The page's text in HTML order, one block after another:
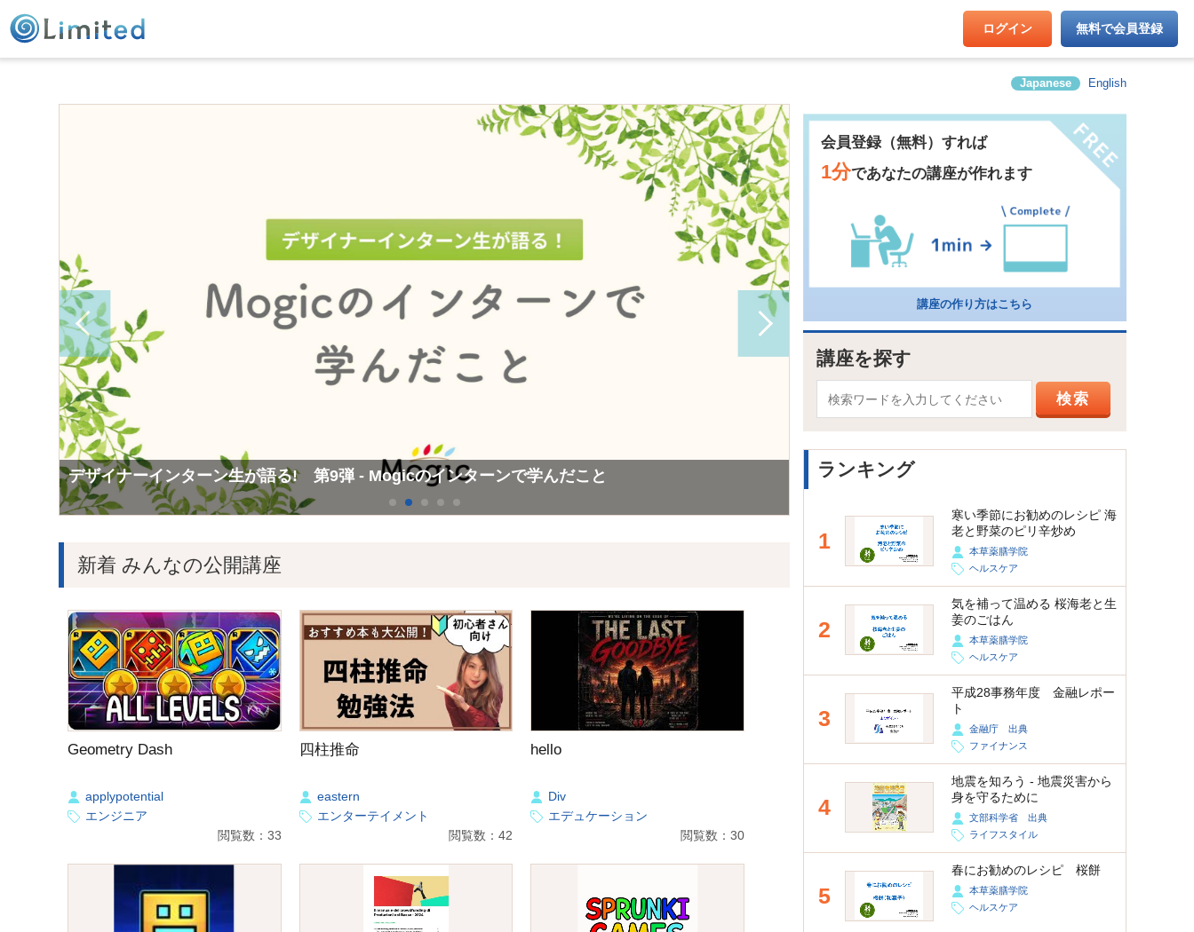
ログイン 無料で会員登録
Japanese English
Mogicで学んだこと第12弾 広報チームインターン
Mogicで学んだこと第10弾 Consol（コンサルティング&ソリューション）チームインターン
デザイナーインターン生が語る! 第9弾 - Mogicのインターンで学んだこと
新着 みんなの公開講座
Geometry Dash
applypotential
エンジニア
閲覧数：33
四柱推命
eastern
エンターテイメント
閲覧数：42
hello
Div
エデュケーション
閲覧数：30
会員登録（無料）すれば
1分であなたの講座が作れます
講座の作り方はこちら
講座を探す
ランキング
1
寒い季節にお勧めのレシピ 海
老と野菜のピリ辛炒め
本草薬膳学院
ヘルスケア
2
気を補って温める 桜海老と生
姜のごはん
本草薬膳学院
ヘルスケア
3
平成28事務年度 金融レポー
ト
金融庁 出典
ファイナンス
4
地震を知ろう - 地震災害から
身を守るために
文部科学省 出典
ライフスタイル
5
春にお勧めのレシピ 桜餅
本草薬膳学院
ヘルスケア